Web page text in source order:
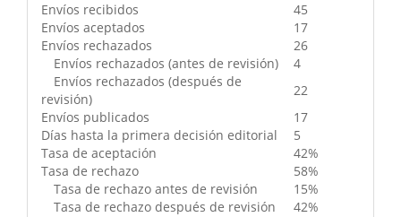
Envíos recibidos
45
Envíos aceptados
17
Envíos rechazados
26
Envíos rechazados (antes de revisión)
4
Envíos rechazados (después de
revisión)
22
Envíos publicados
17
Días hasta la primera decisión editorial
5
Tasa de aceptación
42%
Tasa de rechazo
58%
Tasa de rechazo antes de revisión
15%
Tasa de rechazo después de revisión
42%